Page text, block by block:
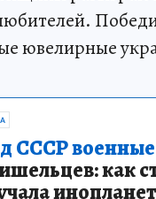
ювелирные
СССР военные
как